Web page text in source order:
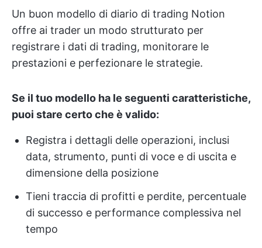
Un buon modello di diario di trading Notion
offre ai trader un modo strutturato per
registrare i dati di trading, monitorare le
prestazioni e perfezionare le strategie.
Se il tuo modello ha le seguenti caratteristiche,
puoi stare certo che è valido:
Registra i dettagli delle operazioni, inclusi
data, strumento, punti di voce e di uscita e
dimensione della posizione
Tieni traccia di profitti e perdite, percentuale
di successo e performance complessiva nel
tempo